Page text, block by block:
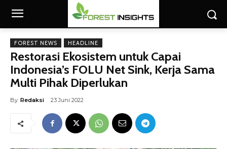
FOREST NEWS HEADLINE
Restorasi Ekosistem untuk Capai
Indonesia’s FOLU Net Sink, Kerja Sama
Multi Pihak Diperlukan
By Redaksi 23 Juni 2022